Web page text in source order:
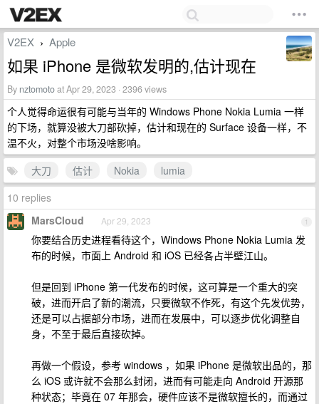
V2EX › Apple
如果 iPhone 是微软发明的,估计现在
By nztomotoat Apr 29, 2023 · 2396 views
个人觉得命运很有可能与当年的 Windows Phone Nokia Lumia 一样
的下场，就算没被大刀部砍掉，估计和现在的 Surface 设备一样，不
温不火，对整个市场没啥影响。
大刀
估计 Nokia
lumia
10 replies
1
MarsCloud Apr 29, 2023
你要结合历史进程看待这个，Windows Phone Nokia Lumia 发
布的时候，市面上 Android 和 iOS 已经各占半壁江山。
但是回到 iPhone 第一代发布的时候，这可算是一个重大的突
破，进而开启了新的潮流，只要微软不作死，有这个先发优势，
还是可以占据部分市场，进而在发展中，可以逐步优化调整自
身，不至于最后直接砍掉。
再做一个假设，参考 windows ，如果 iPhone 是微软出品的，那
么 iOS 或许就不会那么封闭，进而有可能走向 Android 开源那
种状态；毕竟在 07 年那会，硬件应该不是微软擅长的，而通过